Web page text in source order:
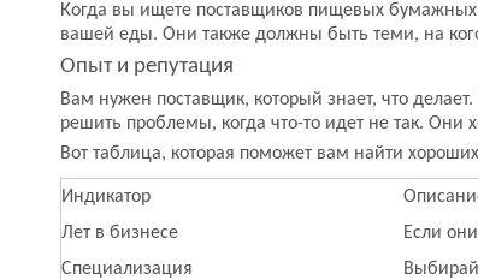
Когда вы ищете поставщиков пищевых бумажных
вашей еды. Они также должны быть теми, на
Опыт и репутация
Вам нужен поставщик, который знает, что
решить проблемы, когда что-то идет не так. Они
Вот таблица, которая поможет вам найти
Индикатор
Лет в бизнесе
Если
Специализация